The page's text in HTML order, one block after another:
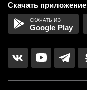
Скачать приложение
Google Play